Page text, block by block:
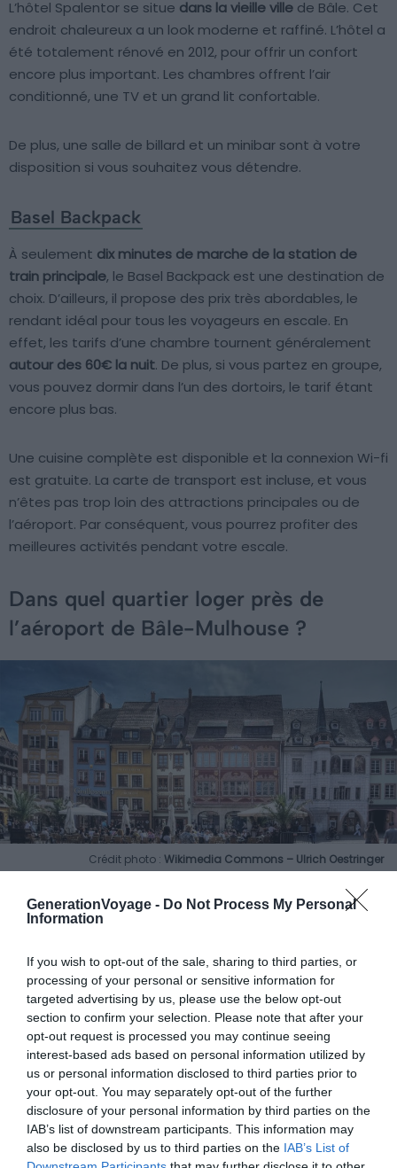
GenerationVoyage - Do Not Process My Personal
Information
If you wish to opt-out of the sale, sharing to third parties, or
processing of your personal or sensitive information for
targeted advertising by us, please use the below opt-out
section to confirm your selection. Please note that after your
opt-out request is processed you may continue seeing
interest-based ads based on personal information utilized by
us or personal information disclosed to third parties prior to
your opt-out. You may separately opt-out of the further
disclosure of your personal information by third parties on the
IAB’s list of downstream participants. This information may
also be disclosed by us to third parties on the IAB’s List of
L’hôtel Spalentor se situe dans la vieille ville de Bâle. Cet
endroit chaleureux a un look moderne et raffiné. L’hôtel a
été totalement rénové en 2012, pour offrir un confort
encore plus important. Les chambres offrent l’air
conditionné, une TV et un grand lit confortable.
De plus, une salle de billard et un minibar sont à votre
disposition si vous souhaitez vous détendre.
Basel Backpack
À seulement dix minutes de marche de la station de
train principale, le Basel Backpack est une destination de
choix. D’ailleurs, il propose des prix très abordables, le
rendant idéal pour tous les voyageurs en escale. En
effet, les tarifs d’une chambre tournent généralement
autour des 60€ la nuit. De plus, si vous partez en groupe,
vous pouvez dormir dans l’un des dortoirs, le tarif étant
encore plus bas.
Une cuisine complète est disponible et la connexion Wi-fi
est gratuite. La carte de transport est incluse, et vous
n’êtes pas trop loin des attractions principales ou de
l’aéroport. Par conséquent, vous pourrez profiter des
meilleures activités pendant votre escale.
Dans quel quartier loger près de
l’aéroport de Bâle-Mulhouse ?
Crédit photo : Wikimedia Commons – Ulrich Oestringer
Que ce soit pour un voyage en France, Allemagne ou
Suisse, Bâle et les villes avoisinantes sont des endroits
historiques, de cafés et restaurants. Par conséquent,
voici quelques idées pour vous aider à trouver le meilleur
endroit pour dormir près de l’aéroport de Bâle-Mulhouse.
Le centre-ville du Grand-Bâle
Ce quartier est communément associé avec les
attractions principales de Bâle. Des musées de
renommée mondiale, des boutiques et des bistrots à